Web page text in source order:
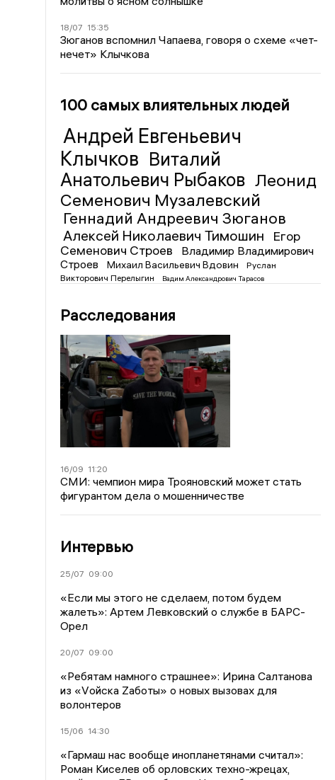
18/07 15:35
Зюганов вспомнил Чапаева, говоря о схеме «чет-
нечет» Клычкова
100 самых влиятельных людей
Андрей Евгеньевич
Клычков Виталий
Анатольевич Рыбаков Леонид
Семенович Музалевский
Геннадий Андреевич Зюганов
Алексей Николаевич Тимошин
Егор
Семенович Строев
Владимир Владимирович
Строев
Михаил Васильевич Вдовин
Руслан
Викторович Перелыгин
Вадим Александрович Тарасов
Расследования
16/09 11:20
СМИ: чемпион мира Трояновский может стать
фигурантом дела о мошенничестве
Интервью
25/07 09:00
«Если мы этого не сделаем, потом будем
жалеть»: Артем Левковский о службе в БАРС-
Орел
20/07 09:00
«Ребятам намного страшнее»: Ирина Салтанова
из «Vойска Zаботы» о новых вызовах для
волонтеров
15/06 14:30
«Гармаш нас вообще инопланетянами считал»:
Роман Киселев об орловских техно-жрецах,